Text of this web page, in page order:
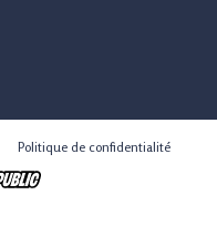
Politique de confidentialité